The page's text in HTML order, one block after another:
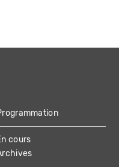
cours